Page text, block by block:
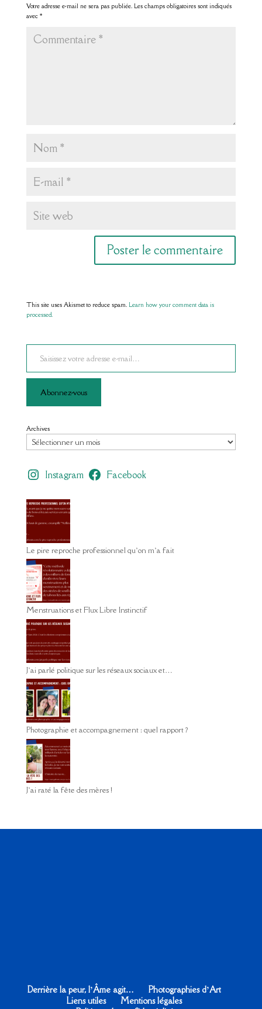
Votre adresse e-mail ne sera pas publiée. Les champs obligatoires sont indiqués
avec *
This site uses Akismet to reduce spam. Learn how your comment data is
processed.
Saisissez votre adresse e-mail…
Abonnez-vous
Archives
Instagram Facebook
Le pire reproche professionnel qu’on m’a fait
Menstruations et Flux Libre Instinctif
J’ai parlé politique sur les réseaux sociaux et…
Photographie et accompagnement : quel rapport ?
J’ai raté la fête des mères !
Derrière la peur, l’Âme agit…
Photographies d’Art
Liens utiles
Mentions légales